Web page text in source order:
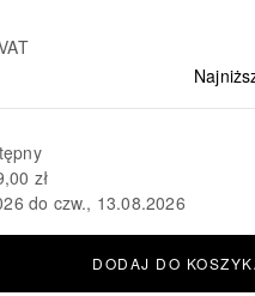
zł
do czw., 13.08.2026
DODAJ DO